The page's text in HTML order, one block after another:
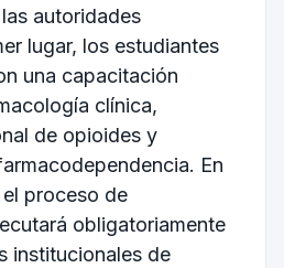
autoridades
lugar, los estudiantes
una capacitación
clínica,
de opioides y
En
proceso de
obligatoriamente
institucionales de